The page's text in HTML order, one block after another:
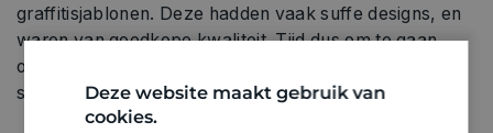
graffitisjablonen. Deze hadden vaak suffe designs, en
waren van goedkope kwaliteit. Tijd dus om te gaan
ontdekken wat wél werkt! Het resultaat zijn de QBIX
sjablonen.Deze website maakt gebruik van
cookies.